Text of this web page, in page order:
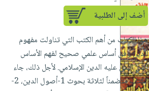
أضف إلى الطلبية
هذا الكتاب من أهم الكتب التي تناولت مفهوم
الدين وفق أساس علمي صحيح لفهم الأساس
الذي انبنى عليه الدين الإسلامي. لأجل ذلك، جاء
الكتاب متضمناً لثلاثة بحوث 1-أصول الدين، 2-